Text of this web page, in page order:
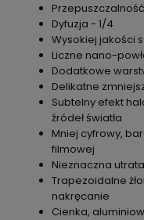
Dyfuzja - 1/4
Wysokiej jakości
Liczne nano-
Dodatkowe
Delikatne
Subtelny efekt
źródeł światła
Mniej cyfrowy,
filmowej
Nieznaczna
Trapezoidalne
nakręcanie
Cienka,